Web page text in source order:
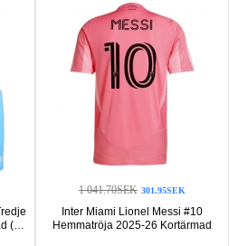
(+
1 041.70SEK 301.95SEK
Inter Miami Lionel Messi #10
Hemmatröja 2025-26 Kortärmad